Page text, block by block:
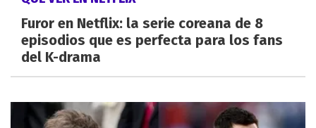
Furor en Netflix: la serie coreana de 8
episodios que es perfecta para los fans
del K-drama